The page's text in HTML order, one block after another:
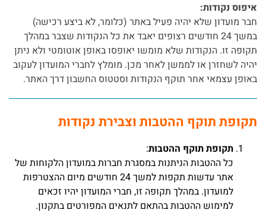
איפוס נקודות:
חבר מועדון שלא יהיה פעיל באתר (כלומר, לא ביצע רכישה)
במשך 24 חודשים רצופים יאבד את כל הנקודות שצבר במהלך
תקופה זו. הנקודות שלא מומשו יאופסו באופן אוטומטי ולא ניתן
יהיה לשחזרן או לממשן לאחר מכן. מומלץ לחברי המועדון לעקוב
באופן עצמאי אחר תוקף הנקודות וסטטוס החשבון דרך האתר.
תקופת תוקף ההטבות וצבירת נקודות
תקופת תוקף ההטבות:
כל ההטבות הניתנות במסגרת חברות במועדון הלקוחות של
אתר עדשות תקפות למשך 24 חודשים מיום ההצטרפות
למועדון. במהלך תקופה זו, חברי המועדון יהיו זכאים
למימוש ההטבות בהתאם לתנאים המפורטים בתקנון.